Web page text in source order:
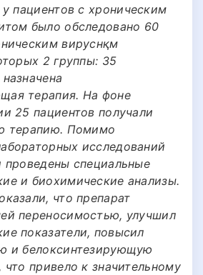
у пациентов с хроническим
было обследовано 60
вируснқм
2 группы: 35
терапия. На фоне
25 пациентов получали
терапию. Помимо
исследований
проведены специальные
и биохимические анализы.
что препарат
переносимостью, улучшил
показатели, повысил
и белоксинтезирующую
привело к значительному